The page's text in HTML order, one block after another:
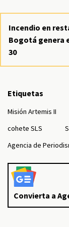
Incendio en
Bogotá genera
30
Etiquetas
Misión Artemis II
cohete SLS
Agencia de
Convierta a